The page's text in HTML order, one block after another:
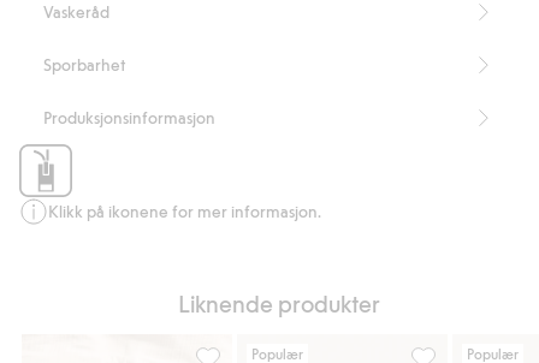
Vaskeråd
Sporbarhet
Produksjonsinformasjon
Klikk på ikonene for mer informasjon.
Liknende produkter
Populær Populær